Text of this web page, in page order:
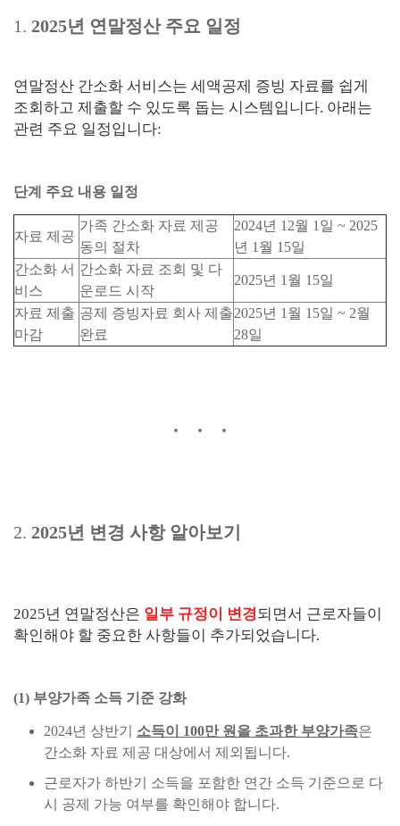
1. 2025년 연말정산 주요 일정
연말정산 간소화 서비스는 세액공제 증빙 자료를 쉽게
조회하고 제출할 수 있도록 돕는 시스템입니다. 아래는
관련 주요 일정입니다:
단계 주요 내용 일정
자료 제공
가족 간소화 자료 제공
동의 절차
2024년 12월 1일 ~ 2025
년 1월 15일
간소화 서
비스
간소화 자료 조회 및 다
운로드 시작
2025년 1월 15일
자료 제출
마감
공제 증빙자료 회사 제출
완료
2025년 1월 15일 ~ 2월
28일
2. 2025년 변경 사항 알아보기
2025년 연말정산은 일부 규정이 변경되면서 근로자들이
확인해야 할 중요한 사항들이 추가되었습니다.
(1) 부양가족 소득 기준 강화
2024년 상반기 소득이 100만 원을 초과한 부양가족은
간소화 자료 제공 대상에서 제외됩니다.
근로자가 하반기 소득을 포함한 연간 소득 기준으로 다
시 공제 가능 여부를 확인해야 합니다.